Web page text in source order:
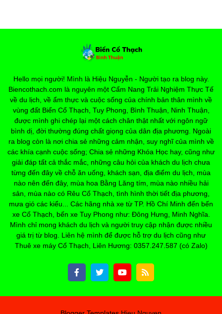
Hello mọi người! Mình là Hiệu Nguyễn - Người tạo ra blog này.
Biencothach.com là nguyên một Cẩm Nang Trải Nghiệm Thực Tế
về du lịch, về ẩm thực và cuộc sống của chính bản thân mình về
vùng đất Biển Cổ Thạch, Tuy Phong, Bình Thuận, Ninh Thuận,
được mình ghi chép lại một cách chân thật nhất với ngôn ngữ
bình dị, đời thường đúng chất giọng của dân địa phương. Ngoài
ra blog còn là nơi chia sẻ những cảm nhận, suy nghĩ của mình về
các khía cạnh cuộc sống; Chia sẻ những Khóa Học hay, cũng như
giải đáp tất cả thắc mắc, những câu hỏi của khách du lịch chưa
từng đến đây về chỗ ăn uống, khách sạn, địa điểm du lịch, mùa
nào nên đến đây, mùa hoa Bằng Lăng tím, mùa nào nhiều hải
sản, mùa nào có Rêu Cổ Thạch, tình hình thời tiết địa phương,
mưa gió các kiểu... Các hãng nhà xe từ TP. Hồ Chí Minh đến bến
xe Cổ Thạch, bến xe Tuy Phong như: Đông Hưng, Minh Nghĩa.
Mình chỉ mong khách du lịch và người truy cập nhận được nhiều
giá trị từ blog. Liên hệ mình để được hỗ trợ du lịch cũng như
Thuê xe máy Cổ Thạch, Liên Hương: 0357.247.587 (có Zalo)